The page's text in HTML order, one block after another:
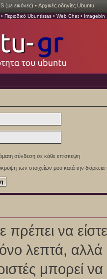
(με εικόνες) • Αρχικές οδηγίες Ubuntu.
• Περιοδικό Ubuntistas • Web Chat • Imagebin
σύνδεση σε κάθε επίσκεψη
των στοιχείων μου κατά την διάρκεια
πρέπει να
λεπτά,
μπορεί